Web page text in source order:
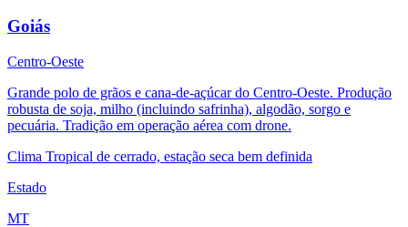
Goiás
Centro-Oeste
Grande polo de grãos e cana-de-açúcar do Centro-Oeste. Produção
robusta de soja, milho (incluindo safrinha), algodão, sorgo e
pecuária. Tradição em operação aérea com drone.
Clima Tropical de cerrado, estação seca bem definida
Estado
MT